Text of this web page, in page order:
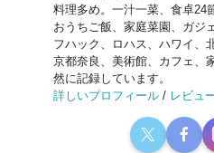
料理多め。一汁一菜、食卓24
おうちご飯、家庭菜園、ガジ
フハック、ロハス、ハワイ、
京都奈良、美術館、カフェ、
然に記録しています。
詳しいプロフィール / レビュ